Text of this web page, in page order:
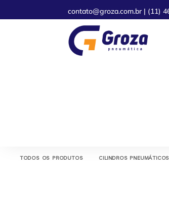
contato@groza.com.br | (11)
TODOS OS PRODUTOS CILINDROS PNEUMÁTICOS